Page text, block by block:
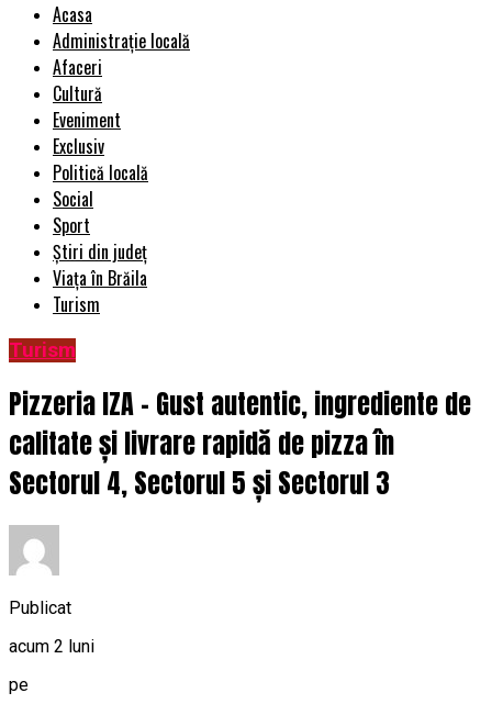
Acasa
Administrație locală
Afaceri
Cultură
Eveniment
Exclusiv
Politică locală
Social
Sport
Știri din județ
Viața în Brăila
Turism
Turism
Pizzeria IZA – Gust autentic, ingrediente de
calitate și livrare rapidă de pizza în
Sectorul 4, Sectorul 5 și Sectorul 3
Publicat
acum 2 luni
pe